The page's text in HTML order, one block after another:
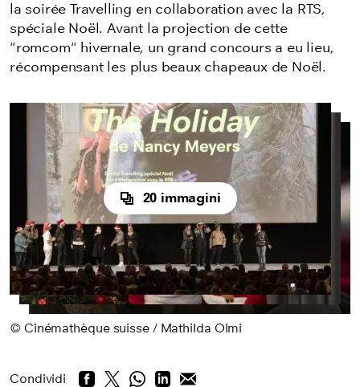
la soirée Travelling en collaboration avec la RTS,
spéciale Noël. Avant la projection de cette
"romcom" hivernale, un grand concours a eu lieu,
récompensant les plus beaux chapeaux de Noël.
20 immagini
© Cinémathèque suisse / Mathilda Olmi
Condividi